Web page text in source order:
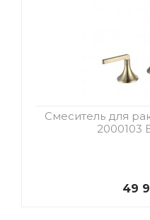
Смеситель для
2000103
49